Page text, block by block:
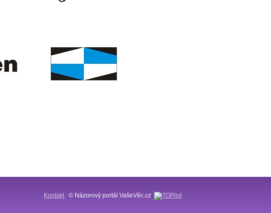
Kontakt © Názorový portál VašeVěc.cz